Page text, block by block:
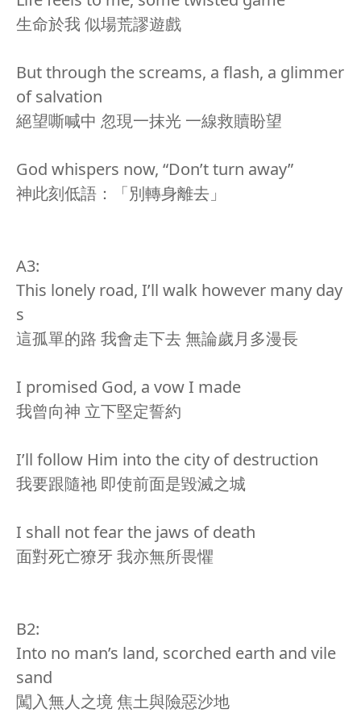
生命於我 似場荒謬遊戲
But through the screams, a flash, a glimmer
of salvation
絕望嘶喊中 忽現一抹光 一線救贖盼望
God whispers now, “Don’t turn away”
神此刻低語：「別轉身離去」
A3:
This lonely road, I’ll walk however many day
s
這孤單的路 我會走下去 無論歲月多漫長
I promised God, a vow I made
我曾向神 立下堅定誓約
I’ll follow Him into the city of destruction
我要跟隨祂 即使前面是毀滅之城
I shall not fear the jaws of death
面對死亡獠牙 我亦無所畏懼
B2:
Into no man’s land, scorched earth and vile
sand
闖入無人之境 焦土與險惡沙地